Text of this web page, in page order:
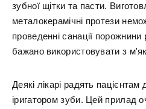
зубної щітки та пасти.
металокерамічні протези
проведенні санації
бажано використовувати з
Деякі лікарі радять
іригатором зуби. Цей прилад